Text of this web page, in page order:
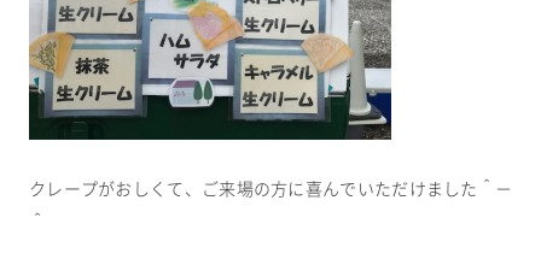
クレープがおしくて、ご来場の方に喜んでいただけました＾－